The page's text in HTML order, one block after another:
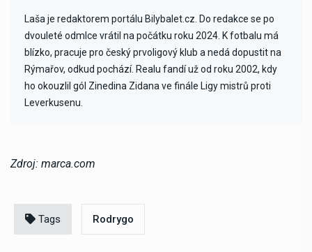
Laša je redaktorem portálu Bilybalet.cz. Do redakce se po
dvouleté odmlce vrátil na počátku roku 2024. K fotbalu má
blízko, pracuje pro český prvoligový klub a nedá dopustit na
Rýmařov, odkud pochází. Realu fandí už od roku 2002, kdy
ho okouzlil gól Zinedina Zidana ve finále Ligy mistrů proti
Leverkusenu.
Zdroj: marca.com
Tags Rodrygo